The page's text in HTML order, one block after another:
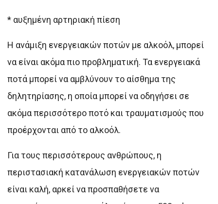
* αυξημένη αρτηριακή πίεση
Η ανάμιξη ενεργειακών ποτών με αλκοόλ, μπορεί
να είναι ακόμα πιο προβληματική. Τα ενεργειακά
ποτά μπορεί να αμβλύνουν το αίσθημα της
δηλητηρίασης, η οποία μπορεί να οδηγήσει σε
ακόμα περισσότερο ποτό και τραυματισμούς που
προέρχονται από το αλκοόλ.
Για τους περισσότερους ανθρώπους, η
περιστασιακή κατανάλωση ενεργειακών ποτών
είναι καλή, αρκεί να προσπαθήσετε να